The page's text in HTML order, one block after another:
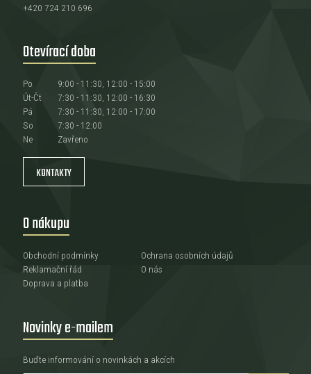
+420 724 210 696
Otevírací doba
Po
9:00 - 11:30, 12:00 - 15:00
Út-Čt
7:30 - 11:30, 12:00 - 16:30
Pá
7:30 - 11:30, 12:00 - 17:00
So
7:30 - 12:00
Ne
Zavřeno
KONTAKTY
O nákupu
Obchodní podmínky
Reklamační řád
Doprava a platba
Ochrana osobních údajů
O nás
Novinky e-mailem
Buďte informování o novinkách a akcích